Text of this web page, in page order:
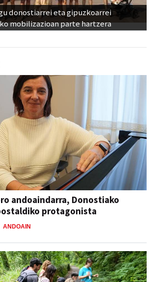
donostiarrei eta gipuzkoarrei
mobilizazioan parte hartzera
andoaindarra, Donostiako
protagonista
ANDOAIN